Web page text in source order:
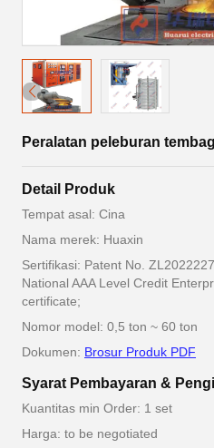
Peralatan peleburan
Detail Produk
Tempat asal: Cina
Nama merek: Huaxin
Sertifikasi: Patent No.
National AAA Level Credit
certificate;
Nomor model: 0,5 ton ~ 60 ton
Dokumen: Brosur Produk PDF
Syarat Pembayaran &
Kuantitas min Order: 1 set
Harga: to be negotiated